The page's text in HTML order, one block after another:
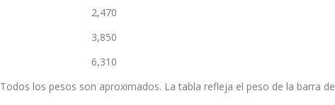
2,470
3,850
6,310
Todos los pesos son aproximados. La tabla refleja el peso de la barra